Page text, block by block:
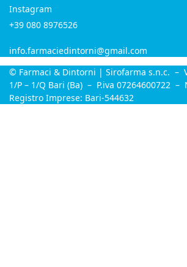
Instagram
+39 080 8976526
info.farmaciedintorni@gmail.com
© Farmaci & Dintorni | Sirofarma s.n.c. –
1/P – 1/Q Bari (Ba) – P.iva 07264600722 –
Registro Imprese: Bari-544632